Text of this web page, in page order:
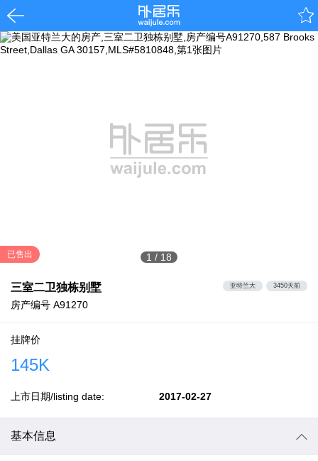
1 / 18
已售出
三室二卫独栋别墅
房产编号 A91270
亚特兰大 3450天前
挂牌价
145K
上市日期/listing date: 2017-02-27
基本信息